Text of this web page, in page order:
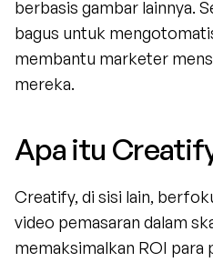
berbasis gambar lainnya.
bagus untuk
membantu marketer
mereka.
Apa itu
Creatify, di sisi lain,
video pemasaran dalam
memaksimalkan ROI